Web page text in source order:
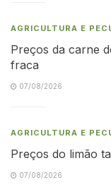
AGRICULTURA E
Preços da carne
fraca
07/08/2026
AGRICULTURA E
Preços do limão
07/08/2026